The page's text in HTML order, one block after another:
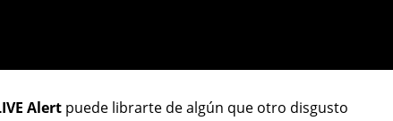
Alert puede librarte de algún que otro disgusto